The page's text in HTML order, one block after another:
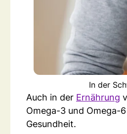
In der
Auch in der Ernährung
Omega-3 und Omega-
Gesundheit.